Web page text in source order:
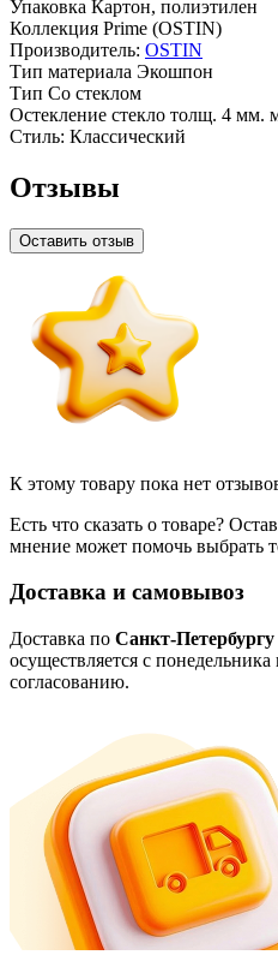
Упаковка Картон, полиэтилен
Коллекция Prime (OSTIN)
Производитель: OSTIN
Тип материала Экошпон
Тип Со стеклом
Остекление стекло толщ. 4 мм.
Стиль: Классический
Отзывы
Оставить отзыв
К этому товару пока нет
Есть что сказать о товаре?
мнение может помочь выбрать
Доставка и самовывоз
Доставка по Санкт-Петербургу
осуществляется с
согласованию.